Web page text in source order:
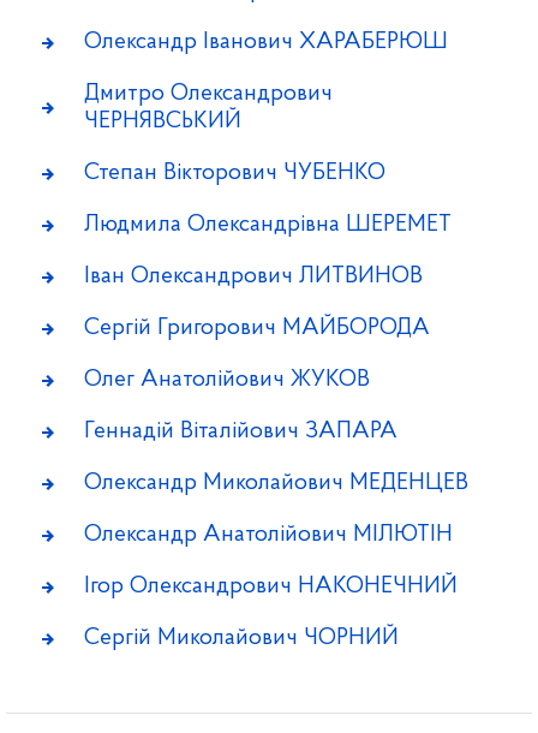
Олександр Іванович ХАРАБЕРЮШ
Дмитро Олександрович
ЧЕРНЯВСЬКИЙ
Степан Вікторович ЧУБЕНКО
Людмила Олександрівна ШЕРЕМЕТ
Іван Олександрович ЛИТВИНОВ
Сергій Григорович МАЙБОРОДА
Олег Анатолійович ЖУКОВ
Геннадій Віталійович ЗАПАРА
Олександр Миколайович МЕДЕНЦЕВ
Олександр Анатолійович МІЛЮТІН
Ігор Олександрович НАКОНЕЧНИЙ
Сергій Миколайович ЧОРНИЙ